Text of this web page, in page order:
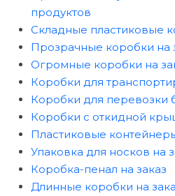
продуктов
Складные пластиковые
Прозрачные коробки на
Огромные коробки на
Коробки для
Коробки для перевозки
Коробки с откидной
Пластиковые
Упаковка для носков на
Коробка-пенал на заказ
Длинные коробки на